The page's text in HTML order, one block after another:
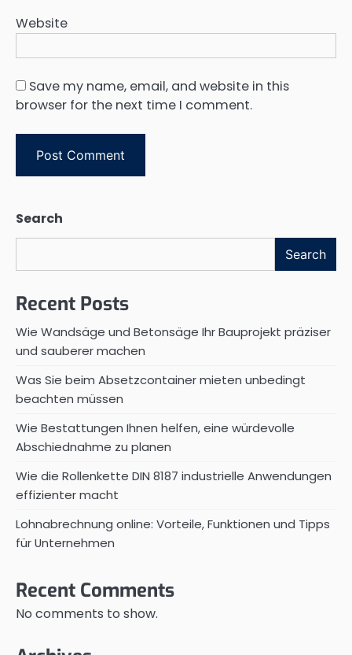
Website
Save my name, email, and website in this
browser for the next time I comment.
Search
Search
Recent Posts
Wie Wandsäge und Betonsäge Ihr Bauprojekt präziser
und sauberer machen
Was Sie beim Absetzcontainer mieten unbedingt
beachten müssen
Wie Bestattungen Ihnen helfen, eine würdevolle
Abschiednahme zu planen
Wie die Rollenkette DIN 8187 industrielle Anwendungen
effizienter macht
Lohnabrechnung online: Vorteile, Funktionen und Tipps
für Unternehmen
Recent Comments
No comments to show.